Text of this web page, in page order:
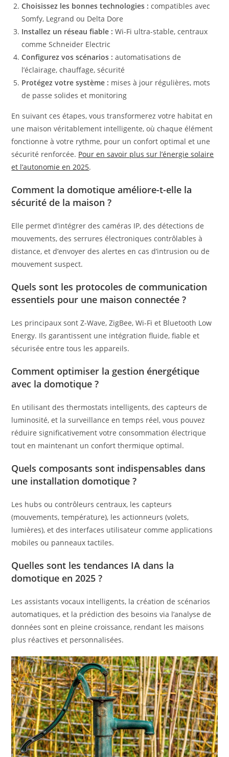
Choisissez les bonnes technologies : compatibles avec
Somfy, Legrand ou Delta Dore
Installez un réseau fiable : Wi-Fi ultra-stable, centraux
comme Schneider Electric
Configurez vos scénarios : automatisations de
l’éclairage, chauffage, sécurité
Protégez votre système : mises à jour régulières, mots
de passe solides et monitoring
En suivant ces étapes, vous transformerez votre habitat en
une maison véritablement intelligente, où chaque élément
fonctionne à votre rythme, pour un confort optimal et une
sécurité renforcée. Pour en savoir plus sur l’énergie solaire
et l’autonomie en 2025.
Comment la domotique améliore-t-elle la
sécurité de la maison ?
Elle permet d’intégrer des caméras IP, des détections de
mouvements, des serrures électroniques contrôlables à
distance, et d’envoyer des alertes en cas d’intrusion ou de
mouvement suspect.
Quels sont les protocoles de communication
essentiels pour une maison connectée ?
Les principaux sont Z-Wave, ZigBee, Wi-Fi et Bluetooth Low
Energy. Ils garantissent une intégration fluide, fiable et
sécurisée entre tous les appareils.
Comment optimiser la gestion énergétique
avec la domotique ?
En utilisant des thermostats intelligents, des capteurs de
luminosité, et la surveillance en temps réel, vous pouvez
réduire significativement votre consommation électrique
tout en maintenant un confort thermique optimal.
Quels composants sont indispensables dans
une installation domotique ?
Les hubs ou contrôleurs centraux, les capteurs
(mouvements, température), les actionneurs (volets,
lumières), et des interfaces utilisateur comme applications
mobiles ou panneaux tactiles.
Quelles sont les tendances IA dans la
domotique en 2025 ?
Les assistants vocaux intelligents, la création de scénarios
automatiques, et la prédiction des besoins via l’analyse de
données sont en pleine croissance, rendant les maisons
plus réactives et personnalisées.